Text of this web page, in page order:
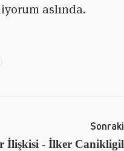
aslında.
Sonraki
İlişkisi - İlker Canikligil